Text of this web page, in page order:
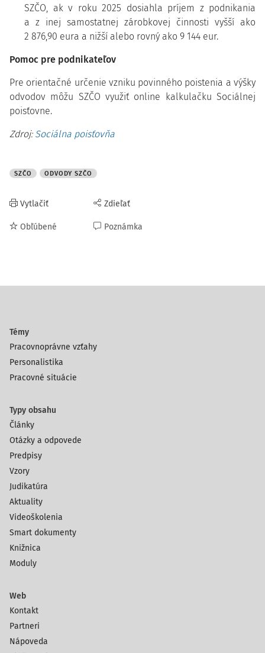
SZČO, ak v roku 2025 dosiahla príjem z podnikania
a z inej samostatnej zárobkovej činnosti vyšší ako
2 876,90 eura a nižší alebo rovný ako 9 144 eur.
Pomoc pre podnikateľov
Pre orientačné určenie vzniku povinného poistenia a výšky
odvodov môžu SZČO využiť online kalkulačku Sociálnej
poisťovne.
Zdroj: Sociálna poisťovňa
SZČO ODVODY SZČO
Vytlačiť
Obľúbené
Zdieľať
Poznámka
Témy
Pracovnoprávne vzťahy
Personalistika
Pracovné situácie
Typy obsahu
Články
Otázky a odpovede
Predpisy
Vzory
Judikatúra
Aktuality
Videoškolenia
Smart dokumenty
Knižnica
Moduly
Web
Kontakt
Partneri
Nápoveda